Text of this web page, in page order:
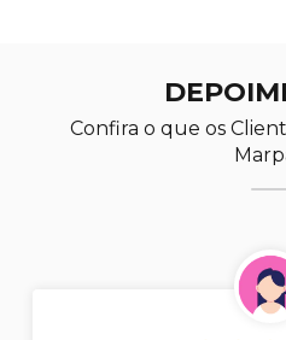
Confira o que os